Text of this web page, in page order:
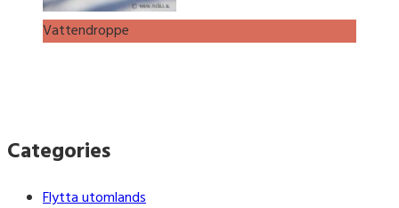
Vattendroppe
Categories
Flytta utomlands